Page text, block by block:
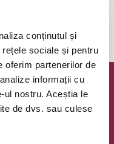
conținutul și
sociale și pentru
oferim partenerilor de
informații cu
ul nostru. Aceștia le
de dvs. sau culese
cu cele mai noi